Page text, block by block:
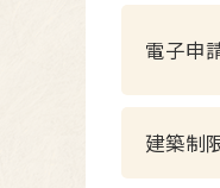
電子申
建築制